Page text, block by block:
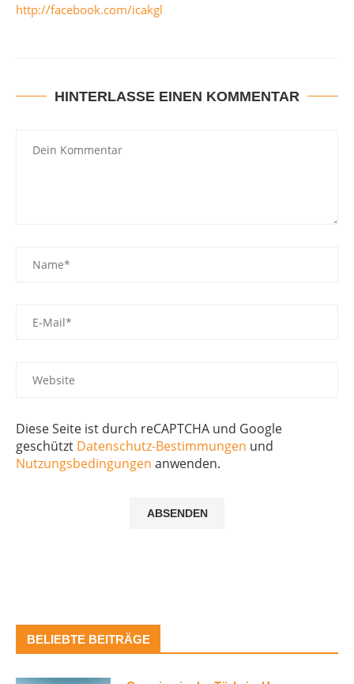
http://facebook.com/icakgl
HINTERLASSE EINEN KOMMENTAR
Diese Seite ist durch reCAPTCHA und Google
geschützt Datenschutz-Bestimmungen und
Nutzungsbedingungen anwenden.
BELIEBTE BEITRÄGE